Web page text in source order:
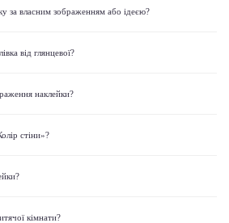
за власним зображенням або ідеєю?
від глянцевої?
наклейки?
стіни»?
кімнати?